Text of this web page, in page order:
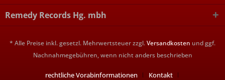
Remedy Records Hg. mbh
* Alle Preise inkl. gesetzl. Mehrwertsteuer zzgl.Versandkosten und ggf.
Nachnahmegebühren, wenn nicht anders beschrieben
rechtliche Vorabinformationen
Kontakt